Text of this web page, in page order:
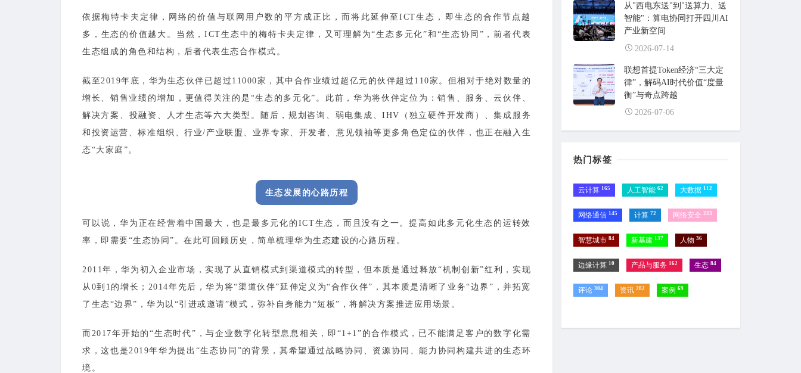
依据梅特卡夫定律，网络的价值与联网用户数的平方成正比，而将此延伸至ICT生态，即生态的合作节点越
多，生态的价值越大。当然，ICT生态中的梅特卡夫定律，又可理解为“生态多元化”和“生态协同”，前者代表
生态组成的角色和结构，后者代表生态合作模式。
截至2019年底，华为生态伙伴已超过11000家，其中合作业绩过超亿元的伙伴超过110家。但相对于绝对数量的
增长、销售业绩的增加，更值得关注的是“生态的多元化”。此前，华为将伙伴定位为：销售、服务、云伙伴、
解决方案、投融资、人才生态等六大类型。随后，规划咨询、弱电集成、IHV（独立硬件开发商）、集成服务
和投资运营、标准组织、行业/产业联盟、业界专家、开发者、意见领袖等更多角色定位的伙伴，也正在融入生
态“大家庭”。
生态发展的心路历程
可以说，华为正在经营着中国最大，也是最多元化的ICT生态，而且没有之一。提高如此多元化生态的运转效
率，即需要“生态协同”。在此可回顾历史，简单梳理华为生态建设的心路历程。
2011年，华为初入企业市场，实现了从直销模式到渠道模式的转型，但本质是通过释放“机制创新”红利，实现
从0到1的增长；2014年先后，华为将“渠道伙伴”延伸定义为“合作伙伴”，其本质是清晰了业务“边界”，并拓宽
了生态“边界”，华为以“引进或邀请”模式，弥补自身能力“短板”，将解决方案推进应用场景。
而2017年开始的“生态时代”，与企业数字化转型息息相关，即“1+1”的合作模式，已不能满足客户的数字化需
求，这也是2019年华为提出“生态协同”的背景，其希望通过战略协同、资源协同、能力协同构建共进的生态环
境。
从"西电东送"到"送算力、送
智能"：算电协同打开四川AI
产业新空间
2026-07-14
联想首提Token经济“三大定
律”，解码AI时代价值“度量
衡”与奇点跨越
2026-07-06
热门标签
云计算 165 人工智能 62 大数据 112
网络通信 145 计算 72 网络安全 223
智慧城市 84 新基建 137 人物 36
边缘计算 10 产品与服务 162 生态 84
评论 304 资讯 282 案例 69